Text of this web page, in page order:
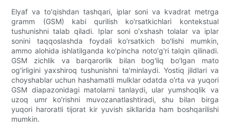
Elyaf va to'qishdan tashqari, iplar soni va kvadrat metrga
gramm (GSM) kabi qurilish ko'rsatkichlari kontekstual
tushunishni talab qiladi. Iplar soni o'xshash tolalar va iplar
sonini taqqoslashda foydali ko'rsatkich bo'lishi mumkin,
ammo alohida ishlatilganda ko'pincha noto'g'ri talqin qilinadi.
GSM zichlik va barqarorlik bilan bog'liq bo'lgan mato
og'irligini yaxshiroq tushunishni ta'minlaydi. Yostiq jildlari va
choyshablar uchun hashamatli mulklar odatda o'rta va yuqori
GSM diapazonidagi matolarni tanlaydi, ular yumshoqlik va
uzoq umr ko'rishni muvozanatlashtiradi, shu bilan birga
yuqori haroratli tijorat kir yuvish sikllarida ham boshqarilishi
mumkin.